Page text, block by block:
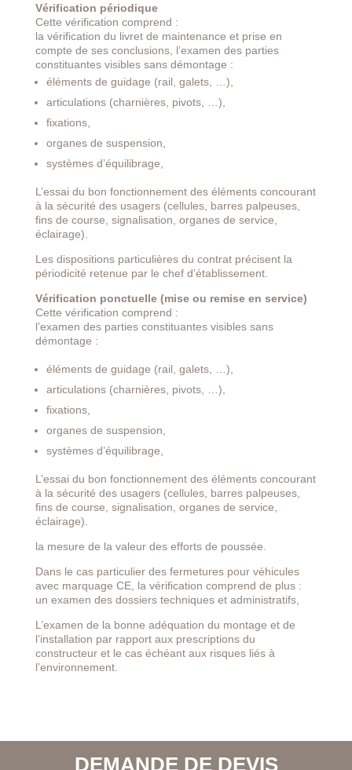
Vérification périodique
Cette vérification comprend :
la vérification du livret de maintenance et prise en
compte de ses conclusions, l’examen des parties
constituantes visibles sans démontage :
éléments de guidage (rail, galets, …),
articulations (charnières, pivots, …),
fixations,
organes de suspension,
systèmes d’équilibrage,
L’essai du bon fonctionnement des éléments concourant
à la sécurité des usagers (cellules, barres palpeuses,
fins de course, signalisation, organes de service,
éclairage).
Les dispositions particulières du contrat précisent la
périodicité retenue par le chef d’établissement.
Vérification ponctuelle (mise ou remise en service)
Cette vérification comprend :
l’examen des parties constituantes visibles sans
démontage :
éléments de guidage (rail, galets, …),
articulations (charnières, pivots, …),
fixations,
organes de suspension,
systèmes d’équilibrage,
L’essai du bon fonctionnement des éléments concourant
à la sécurité des usagers (cellules, barres palpeuses,
fins de course, signalisation, organes de service,
éclairage).
la mesure de la valeur des efforts de poussée.
Dans le cas particulier des fermetures pour véhicules
avec marquage CE, la vérification comprend de plus :
un examen des dossiers techniques et administratifs,
L’examen de la bonne adéquation du montage et de
l’installation par rapport aux prescriptions du
constructeur et le cas échéant aux risques liés à
l’environnement.
DEMANDE DE DEVIS